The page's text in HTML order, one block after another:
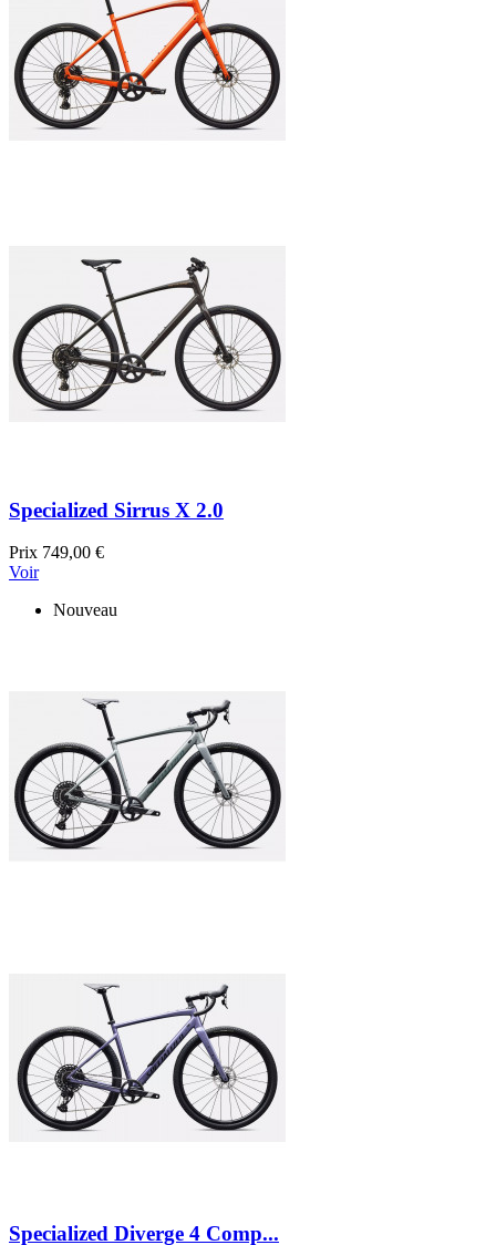
Specialized Sirrus X 2.0
Prix 749,00 €
Voir
Nouveau
Specialized Diverge 4 Comp...